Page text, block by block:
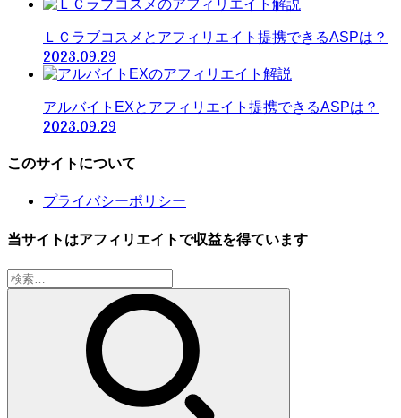
ＬＣラブコスメとアフィリエイト提携できるASPは？
2023.09.29
アルバイトEXとアフィリエイト提携できるASPは？
2023.09.29
このサイトについて
プライバシーポリシー
当サイトはアフィリエイトで収益を得ています
検
索: